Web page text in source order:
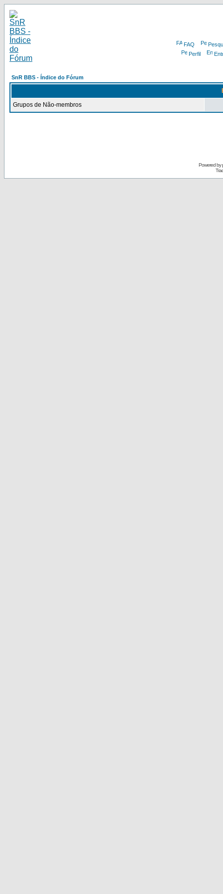
FAQ
Perfil
SnR BBS - Índice do Fórum
Grupos de Não-membros
Powered by